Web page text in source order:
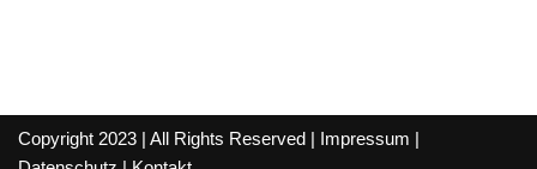
Copyright 2023 | All Rights Reserved | Impressum |